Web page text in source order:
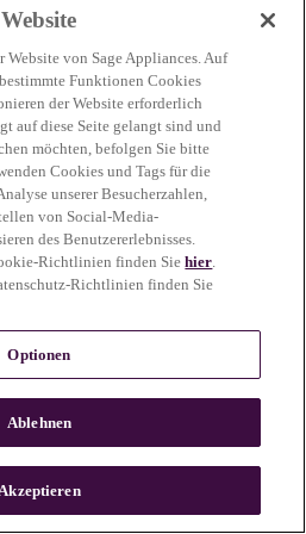
information)
Website von Sage Appliances. Auf
Funktionen Cookies
der Website erforderlich
auf diese Seite gelangt sind und
möchten, befolgen Sie bitte
Cookies und Tags für die
unserer Besucherzahlen,
von Social-Media-
des Benutzererlebnisses.
Richtlinien finden Siehier.
Richtlinien finden Sie
Optionen
Ablehnen